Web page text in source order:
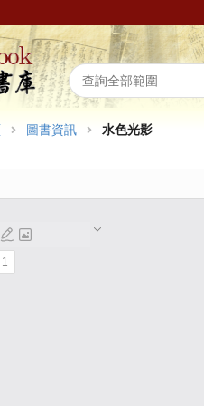
圖書資訊 水色光影